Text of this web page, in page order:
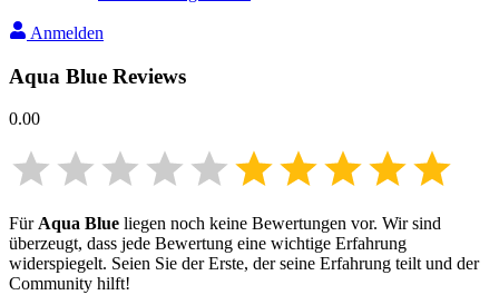
Anmelden
Aqua Blue Reviews
0.00
FürAqua Blue liegen noch keine Bewertungen vor. Wir sind
überzeugt, dass jede Bewertung eine wichtige Erfahrung
widerspiegelt. Seien Sie der Erste, der seine Erfahrung teilt und der
Community hilft!